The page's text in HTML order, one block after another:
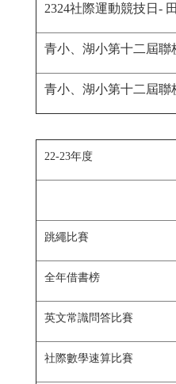
2324社際運動競技日-
青小、湖小第十二屆聯
青小、湖小第十二屆聯
22-23年度
跳繩比賽
全年借書榜
英文常識問答比賽
社際數學速算比賽